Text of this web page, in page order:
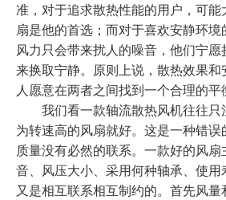
准，对于追求散热性能的用户，可
扇是他的首选；而对于喜欢安静环
风力只会带来扰人的噪音，他们宁
来换取宁静。原则上说，散热效果
人愿意在两者之间找到一个合理的平
我们看一款轴流散热风机往往只
为转速高的风扇就好。这是一种错
质量没有必然的联系。一款好的风
音、风压大小、采用何种轴承、使
又是相互联系相互制约的。首先风